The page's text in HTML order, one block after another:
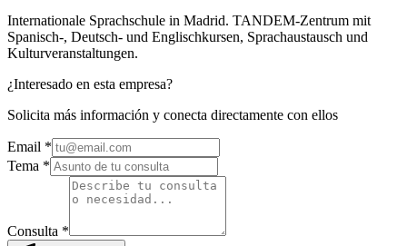
Internationale Sprachschule in Madrid. TANDEM-Zentrum mit
Spanisch-, Deutsch- und Englischkursen, Sprachaustausch und
Kulturveranstaltungen.
¿Interesado en esta empresa?
Solicita más información y conecta directamente con ellos
Email *
Tema *
Consulta *